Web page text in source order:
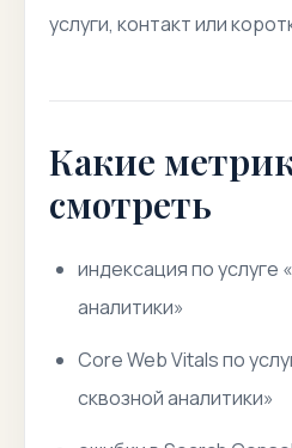
услуги, контакт или
Какие
смотреть
индексация по услуге
аналитики»
Core Web Vitals по
сквозной аналитики»